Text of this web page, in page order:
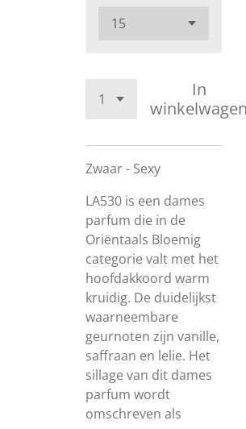
In
Zwaar - Sexy
LA530 is een dames
parfum die in de
Oriëntaals Bloemig
categorie valt met het
hoofdakkoord warm
kruidig. De duidelijkst
waarneembare
geurnoten zijn vanille,
saffraan en lelie. Het
sillage van dit dames
parfum wordt
omschreven als